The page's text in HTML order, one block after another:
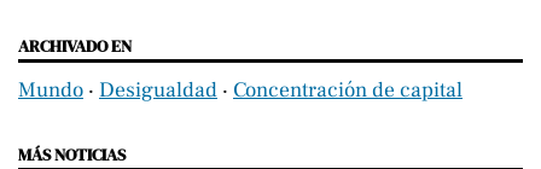
ARCHIVADO EN
Mundo ‧ Desigualdad ‧ Concentración de capital
MÁS NOTICIAS